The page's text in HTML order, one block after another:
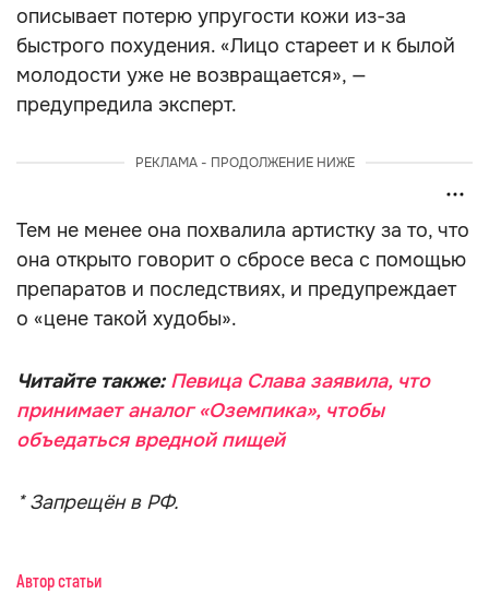
описывает потерю упругости кожи из-за
быстрого похудения. «Лицо стареет и к былой
молодости уже не возвращается», —
предупредила эксперт.
РЕКЛАМА - ПРОДОЛЖЕНИЕ НИЖЕ
Тем не менее она похвалила артистку за то, что
она открыто говорит о сбросе веса с помощью
препаратов и последствиях, и предупреждает
о «цене такой худобы».
Читайте также: Певица Слава заявила, что
принимает аналог «Оземпика», чтобы
объедаться вредной пищей
* Запрещён в РФ.
Автор статьи